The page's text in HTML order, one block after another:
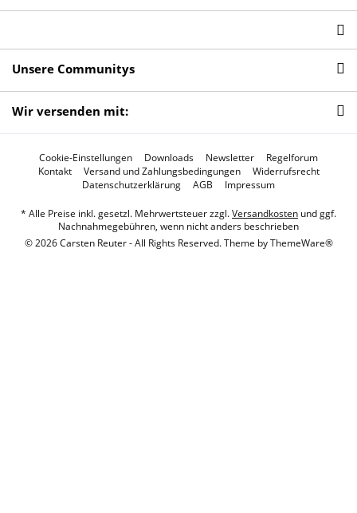
Unsere Communitys
Wir versenden mit:
Cookie-Einstellungen Downloads Newsletter
Regelforum
Kontakt
Versand und Zahlungsbedingungen
Widerrufsrecht
Datenschutzerklärung
AGB Impressum
* Alle Preise inkl. gesetzl. Mehrwertsteuer zzgl.Versandkosten und ggf.
Nachnahmegebühren, wenn nicht anders beschrieben
© 2026 Carsten Reuter - All Rights Reserved. Theme byThemeWare®